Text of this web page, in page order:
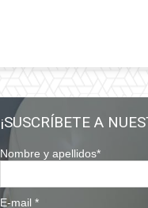
¡SUSCRÍBETE A
Nombre y apellidos*
E-mail*